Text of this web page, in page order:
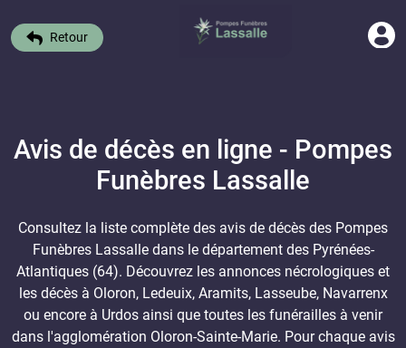
Retour
Avis de décès en ligne - Pompes
Funèbres Lassalle
Consultez la liste complète des avis de décès des Pompes
Funèbres Lassalle dans le département des Pyrénées-
Atlantiques (64). Découvrez les annonces nécrologiques et
les décès à Oloron, Ledeuix, Aramits, Lasseube, Navarrenx
ou encore à Urdos ainsi que toutes les funérailles à venir
dans l'agglomération Oloron-Sainte-Marie. Pour chaque avis